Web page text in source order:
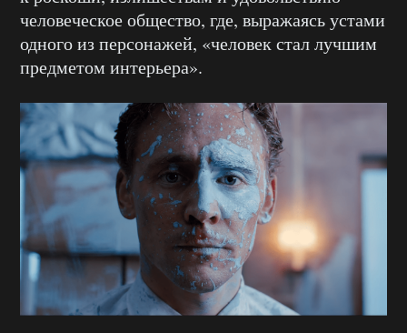
человеческое общество, где, выражаясь устами
одного из персонажей, «человек стал лучшим
предметом интерьера».